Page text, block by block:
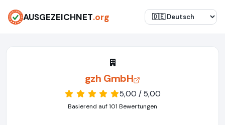
AUSGEZEICHNET.org
gzh GmbH
5,00 / 5,00
Basierend auf 101 Bewertungen